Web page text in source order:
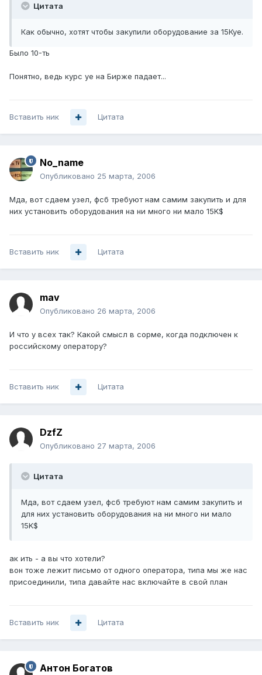
Цитата
Как обычно, хотят чтобы закупили оборудование за 15Куе.
Было 10-ть
Понятно, ведь курс уе на Бирже падает...
Вставить ник Цитата
No_name
Опубликовано 25 марта, 2006
Мда, вот сдаем узел, фсб требуют нам самим закупить и для
них установить оборудования на ни много ни мало 15K$
Вставить ник Цитата
mav
Опубликовано 26 марта, 2006
И что у всех так? Какой смысл в сорме, когда подключен к
российскому оператору?
Вставить ник Цитата
DzfZ
Опубликовано 27 марта, 2006
Цитата
Мда, вот сдаем узел, фсб требуют нам самим закупить и
для них установить оборудования на ни много ни мало
15K$
ак ить - а вы что хотели?
вон тоже лежит письмо от одного оператора, типа мы же нас
присоединили, типа давайте нас включайте в свой план
Вставить ник Цитата
Антон Богатов